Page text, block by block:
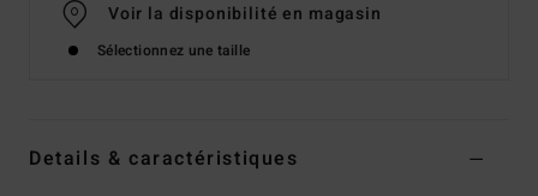
Voir la disponibilité en magasin
Sélectionnez une taille
Details & caractéristiques